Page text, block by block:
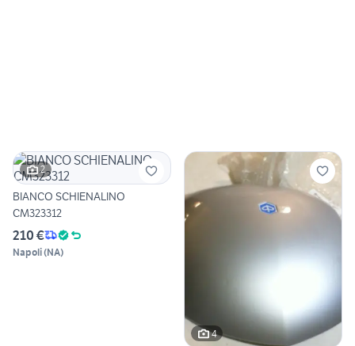
2
BIANCO SCHIENALINO
CM323312
210 €
Napoli(NA)
4